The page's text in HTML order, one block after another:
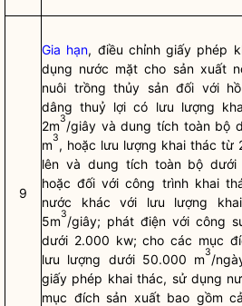
9
Gia hạn, điều chỉnh giấy phép
dụng nước mặt cho sản xuất
nuôi trồng thủy sản đối với
dâng thuỷ lợi có lưu lượng
2m3/giây và dung tích toàn bộ
m3, hoặc lưu lượng khai thác từ
lên và dung tích toàn bộ
hoặc đối với công trình khai
nước khác với lưu lượng
5m3/giây; phát điện với công
dưới 2.000 kw; cho các mục
lưu lượng dưới 50.000 m3/
giấy phép khai thác, sử dụng
mục đích sản xuất bao gồm